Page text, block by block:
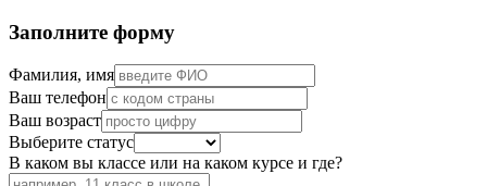
Заполните форму
Фамилия, имя
Ваш телефон
Ваш возраст
Выберите статус
В каком вы классе или на каком курсе и где?